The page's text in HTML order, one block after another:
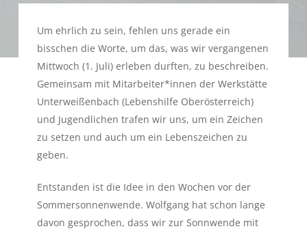
Um ehrlich zu sein, fehlen uns gerade ein
bisschen die Worte, um das, was wir vergangenen
Mittwoch (1. Juli) erleben durften, zu beschreiben.
Gemeinsam mit Mitarbeiter*innen der Werkstätte
Unterweißenbach (Lebenshilfe Oberösterreich)
und Jugendlichen trafen wir uns, um ein Zeichen
zu setzen und auch um ein Lebenszeichen zu
geben.
Entstanden ist die Idee in den Wochen vor der
Sommersonnenwende. Wolfgang hat schon lange
davon gesprochen, dass wir zur Sonnwende mit